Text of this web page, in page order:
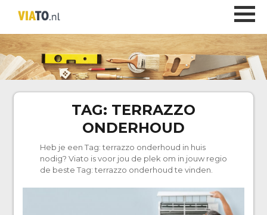
TAG: TERRAZZO
ONDERHOUD
Heb je een Tag: terrazzo onderhoud in huis
nodig? Viato is voor jou de plek om in jouw regio
de beste Tag: terrazzo onderhoud te vinden.